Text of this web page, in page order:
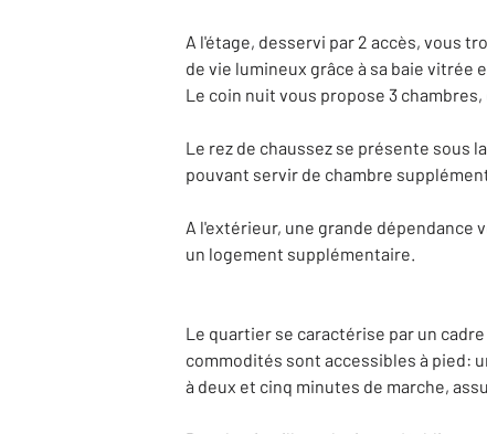
A l'étage, desservi par 2 accès, vous
de vie lumineux grâce à sa baie vitrée
Le coin nuit vous propose 3
Le rez de chaussez se présente sous
pouvant servir de chambre
A l'extérieur, une grande dépendance
un logement supplémentaire.
Le quartier se caractérise par un
commodités sont accessibles à pied:
à deux et cinq minutes de marche,